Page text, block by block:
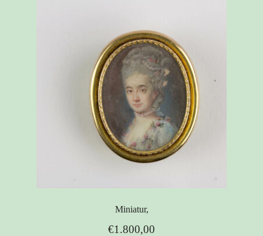
Miniatur,
€1.800,00